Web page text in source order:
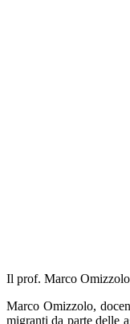
Il prof. Marco
Marco Omizzolo,
migranti da parte delle